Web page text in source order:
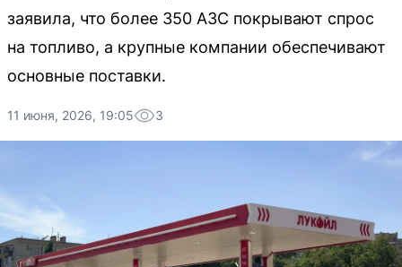
заявила, что более 350 АЗС покрывают спрос
на топливо, а крупные компании обеспечивают
основные поставки.
11 июня, 2026, 19:05 3